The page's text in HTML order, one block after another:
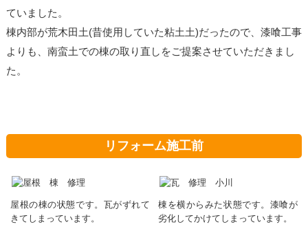
ていました。
棟内部が荒木田土(昔使用していた粘土土)だったので、漆喰工事
よりも、南蛮土での棟の取り直しをご提案させていただきまし
た。
リフォーム施工前
屋根の棟の状態です。瓦がずれて
きてしまっています。
棟を横からみた状態です。漆喰が
劣化してかけてしまっています。